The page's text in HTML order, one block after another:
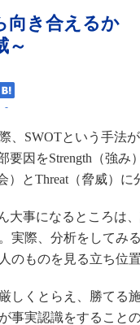
向き合えるか
～
-
、SWOTという手法
要因をStrength（強み
）とThreat（脅威）
大事になるところは
実際、分析をしてみ
のものを見る立ち位
しくとらえ、勝てる
事実認識をすること